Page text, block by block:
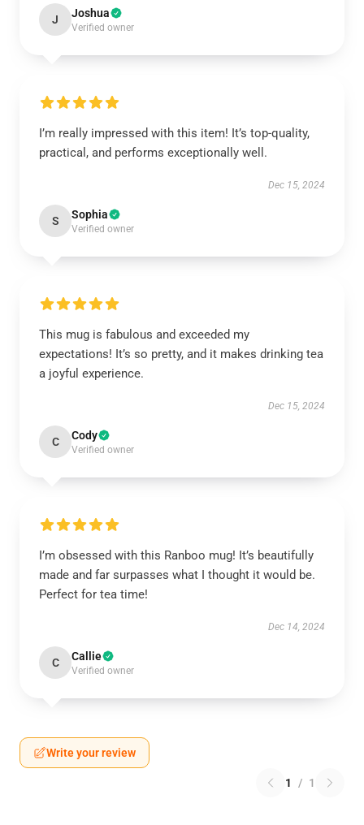
J Joshua
Verified owner
I’m really impressed with this item! It’s top-quality,
practical, and performs exceptionally well.
Dec 15, 2024
S Sophia
Verified owner
This mug is fabulous and exceeded my
expectations! It’s so pretty, and it makes drinking tea
a joyful experience.
Dec 15, 2024
C Cody
Verified owner
I’m obsessed with this Ranboo mug! It’s beautifully
made and far surpasses what I thought it would be.
Perfect for tea time!
Dec 14, 2024
C Callie
Verified owner
Write your review
1 / 1